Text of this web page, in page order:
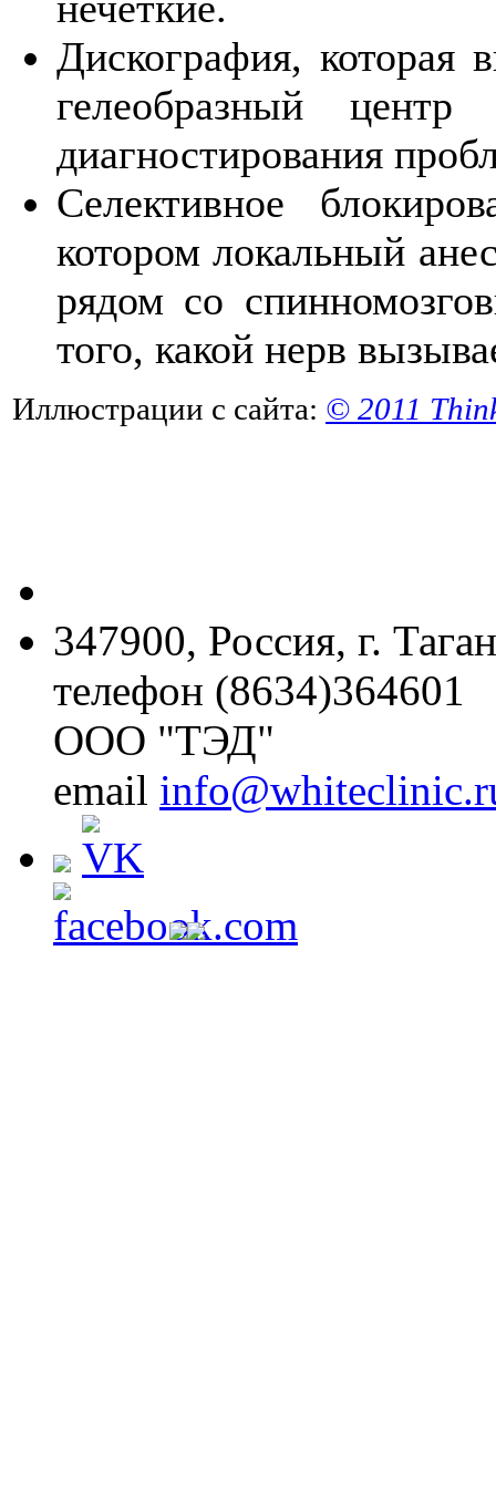
Дискография, которая
гелеобразный
диагностирования
Селективное
котором локальный
рядом со
того, какой нерв
Иллюстрации с сайта: © 2011
347900, Россия, г.
телефон (8634)364601
ООО "ТЭД"
email